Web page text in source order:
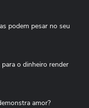
podem pesar no seu
para o dinheiro render
amor?